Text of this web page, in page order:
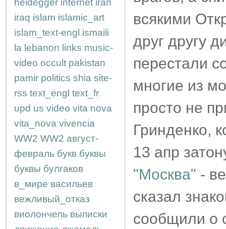
heidegger internet iran
iraq islam islamic_art
islam_text-engl ismaili
la lebanon links music-
video occult pakistan
pamir politics shia site-
rss text_engl text_fr
upd us video vita nova
vita_nova vivencia
WW2 WW2 август-
февраль букв буквы
буквы булгаков
в_мире васильев
вежливый_отказ
виолончель выписки
всякими
друг другу
перестали
многие из
просто не
Гринденко,
13 апр
"Москва" -
сказал
сообщили о